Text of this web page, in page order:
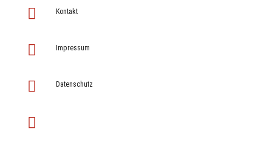
 Kontakt
 Impressum
 Datenschutz
